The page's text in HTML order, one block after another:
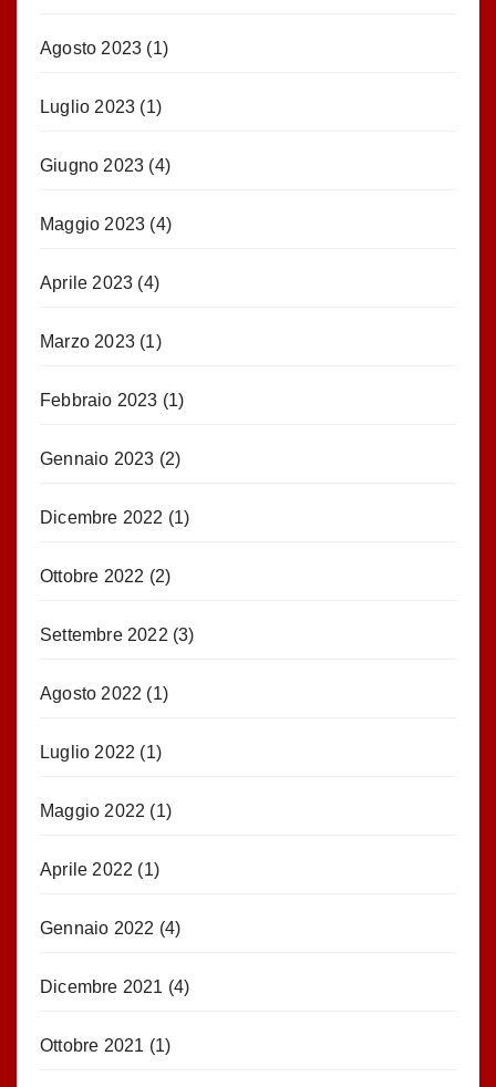
Agosto 2023 (1)
Luglio 2023 (1)
Giugno 2023 (4)
Maggio 2023 (4)
Aprile 2023 (4)
Marzo 2023 (1)
Febbraio 2023 (1)
Gennaio 2023 (2)
Dicembre 2022 (1)
Ottobre 2022 (2)
Settembre 2022 (3)
Agosto 2022 (1)
Luglio 2022 (1)
Maggio 2022 (1)
Aprile 2022 (1)
Gennaio 2022 (4)
Dicembre 2021 (4)
Ottobre 2021 (1)